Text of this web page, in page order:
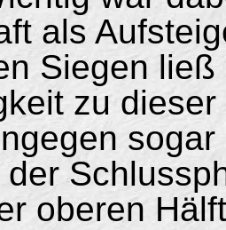
als
Siegen
zu
der
oberen